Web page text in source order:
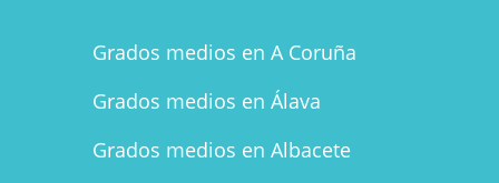
Grados medios en A Coruña
Grados medios en Álava
Grados medios en Albacete